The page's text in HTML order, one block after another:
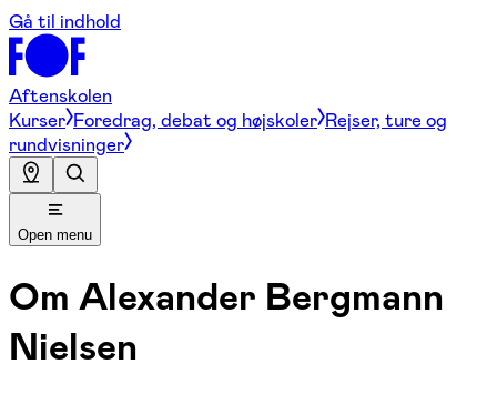
Gå til indhold
Aftenskolen
Kurser Foredrag, debat og højskoler Rejser, ture og
rundvisninger
Open menu
Om Alexander Bergmann
Nielsen